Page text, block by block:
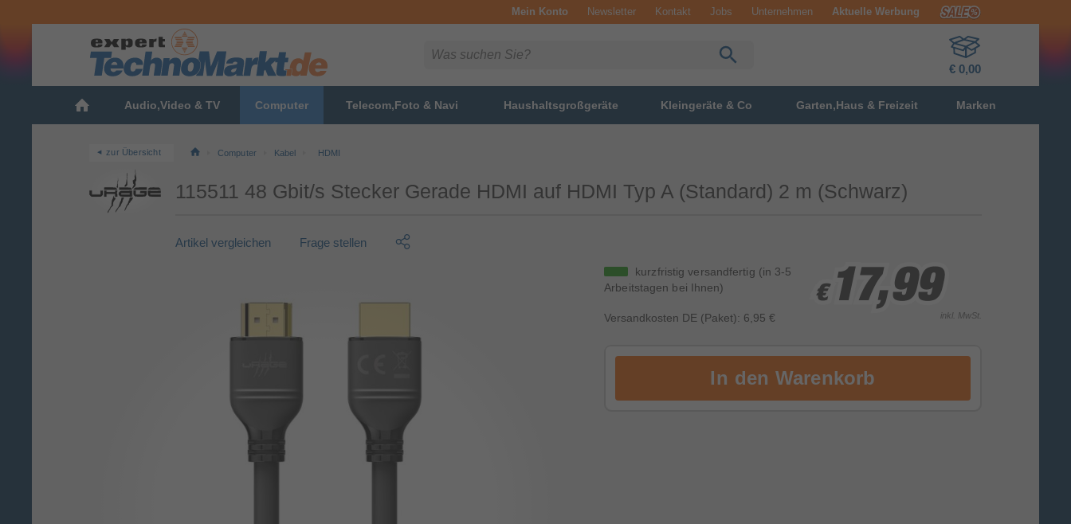
Mein Konto Newsletter Kontakt Jobs Unternehmen Aktuelle Werbung
€ 0,00
Audio,Video & TV Computer Telecom,Foto & Navi Haushaltsgroßgeräte Kleingeräte & Co Garten,Haus & Freizeit Marken
zur Übersicht Computer Kabel HDMI
115511 48 Gbit/s Stecker Gerade HDMI auf HDMI Typ A (Standard) 2 m (Schwarz)
Artikel vergleichen Frage stellen
kurzfristig versandfertig (in 3-5
Arbeitstagen bei Ihnen)
Versandkosten DE (Paket): 6,95 €
€17,99
€17,99
€17,99
inkl. MwSt.